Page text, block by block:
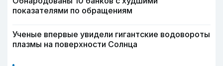
показателями по обращениям
Ученые впервые увидели гигантские водовороты
плазмы на поверхности Солнца